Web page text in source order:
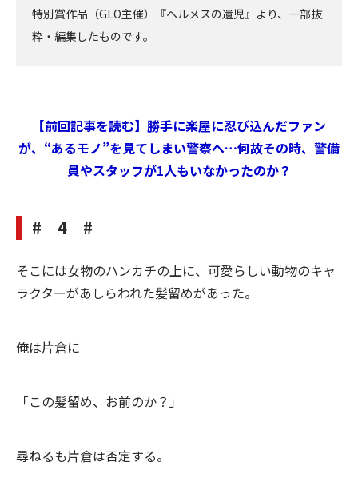
特別賞作品（GLO主催）『ヘルメスの遺児』より、一部抜
粋・編集したものです。
【前回記事を読む】勝手に楽屋に忍び込んだファン
が、“あるモノ”を見てしまい警察へ…何故その時、警備
員やスタッフが1人もいなかったのか？
# 4 #
そこには女物のハンカチの上に、可愛らしい動物のキャ
ラクターがあしらわれた髪留めがあった。
俺は片倉に
「この髪留め、お前のか？」
尋ねるも片倉は否定する。